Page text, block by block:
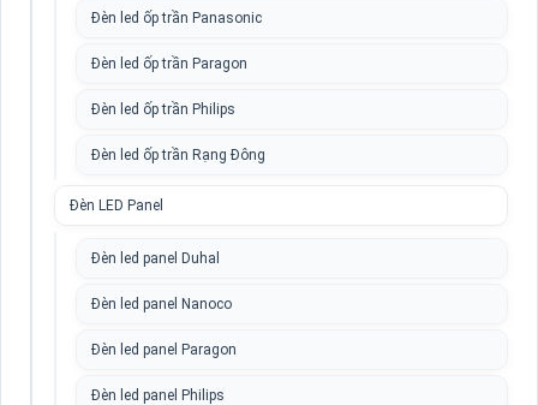
Đèn led ốp trần Panasonic
Đèn led ốp trần Paragon
Đèn led ốp trần Philips
Đèn led ốp trần Rạng Đông
Đèn LED Panel
Đèn led panel Duhal
Đèn led panel Nanoco
Đèn led panel Paragon
Đèn led panel Philips